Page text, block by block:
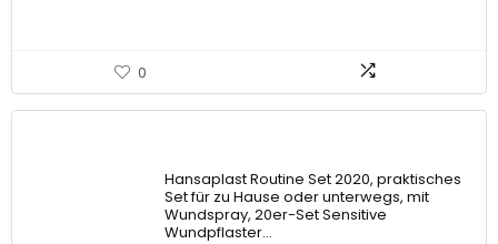
0
Hansaplast Routine Set 2020, praktisches
Set für zu Hause oder unterwegs, mit
Wundspray, 20er-Set Sensitive
Wundpflaster…